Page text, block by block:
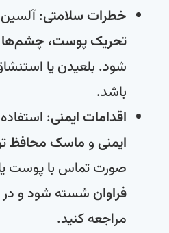
خطرات سلامتی: آلسین
تحریک پوست، چشم‌ها
شود. بلعیدن یا
باشد.
اقدامات ایمنی: استفاده از
ایمنیو ماسک محافظ
صورت تماس با پوست یا
فراوانشسته شود و در
مراجعه کنید.